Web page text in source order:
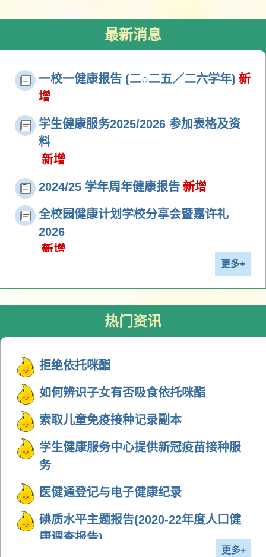
最新消息
一校一健康报告 (二○二五／二六学年) 新
增
学生健康服务2025/2026 参加表格及资
料
新增
2024/25 学年周年健康报告 新增
全校园健康计划学校分享会暨嘉许礼
2026
新增
家⾧网上专题健康讲座(2026年8月至11
2025/2026年度政府防疫注射计划 新增
学生健康服务电话通知讯息
更多+
热门资讯
拒绝依托咪酯
如何辨识子女有否吸食依托咪酯
索取儿童免疫接种记录副本
学生健康服务中心提供新冠疫苗接种服
务
医健通登记与电子健康纪录
碘质水平主题报告(2020-22年度人口健
康调查报告)
更多+